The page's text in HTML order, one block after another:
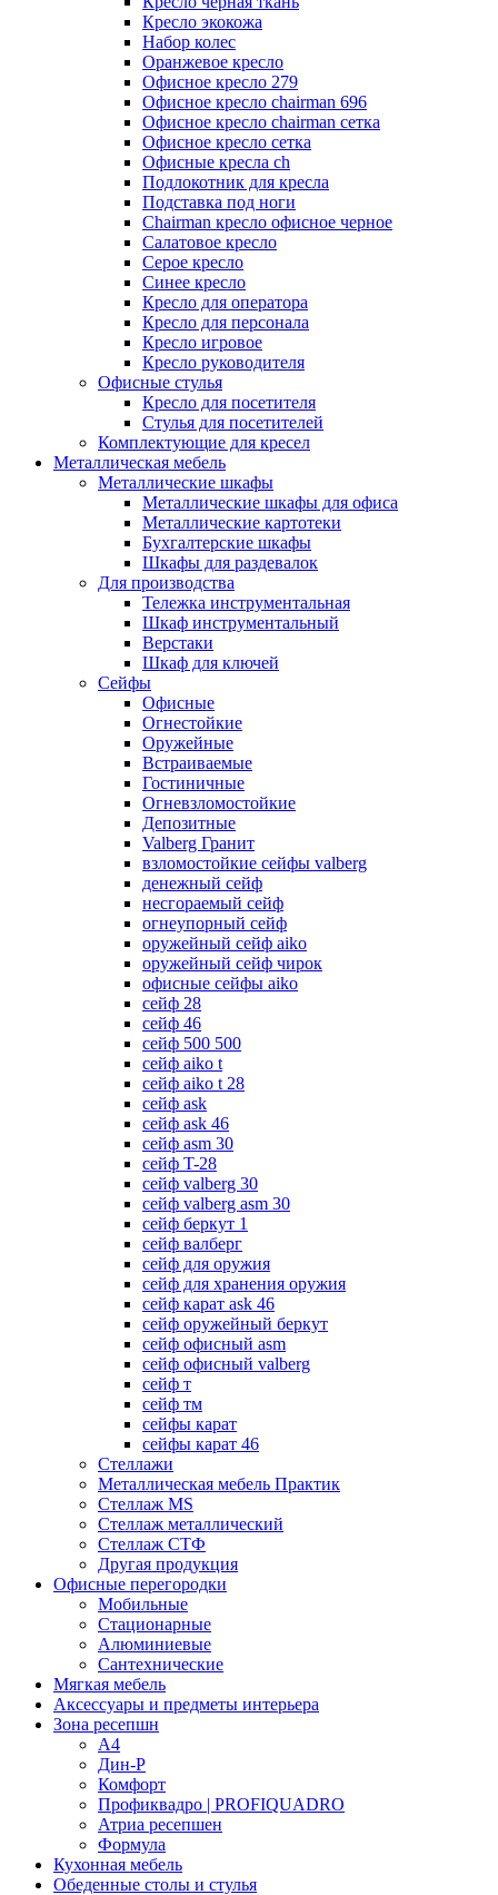
Кресло экокожа
Набор колес
Оранжевое кресло
Офисное кресло 279
Офисное кресло chairman 696
Офисное кресло chairman сетка
Офисное кресло сетка
Офисные кресла ch
Подлокотник для кресла
Подставка под ноги
Сhairman кресло офисное черное
Салатовое кресло
Серое кресло
Синее кресло
Кресло для оператора
Кресло для персонала
Кресло игровое
Кресло руководителя
Офисные стулья
Кресло для посетителя
Стулья для посетителей
Комплектующие для кресел
Металлическая мебель
Металлические шкафы
Металлические шкафы для офиса
Металлические картотеки
Бухгалтерские шкафы
Шкафы для раздевалок
Для производства
Тележка инструментальная
Шкаф инструментальный
Верстаки
Шкаф для ключей
Сейфы
Офисные
Огнестойкие
Оружейные
Встраиваемые
Гостиничные
Огневзломостойкие
Депозитные
Valberg Гранит
взломостойкие сейфы valberg
денежный сейф
несгораемый сейф
огнеупорный сейф
оружейный сейф aiko
оружейный сейф чирок
офисные сейфы aiko
сейф 28
сейф 46
сейф 500 500
сейф aiko t
сейф aiko t 28
сейф ask
сейф ask 46
сейф asm 30
сейф T-28
сейф valberg 30
сейф valberg asm 30
сейф беркут 1
сейф валберг
сейф для оружия
сейф для хранения оружия
сейф карат ask 46
сейф оружейный беркут
сейф офисный asm
сейф офисный valberg
сейф т
сейф тм
сейфы карат
сейфы карат 46
Стеллажи
Металлическая мебель Практик
Стеллаж MS
Стеллаж металлический
Стеллаж СТФ
Другая продукция
Офисные перегородки
Мобильные
Стационарные
Алюминиевые
Сантехнические
Мягкая мебель
Аксессуары и предметы интерьера
Зона ресепшн
А4
Дин-Р
Комфорт
Профиквадро | PROFIQUADRO
Атриа ресепшен
Формула
Кухонная мебель
Обеденные столы и стулья